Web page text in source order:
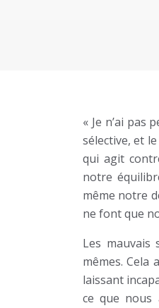
« Je n’ai pas
sélective, et
qui agit
notre
même notre
ne font que
Les mauvais
mêmes. Cela
laissant
ce que nous